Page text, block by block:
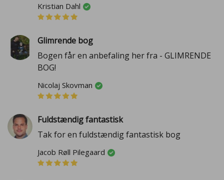
Kristian Dahl
Glimrende bog
Bogen får en anbefaling her fra - GLIMRENDE
BOG!
Nicolaj Skovman
Fuldstændig fantastisk
Tak for en fuldstændig fantastisk bog
Jacob Røll Pilegaard